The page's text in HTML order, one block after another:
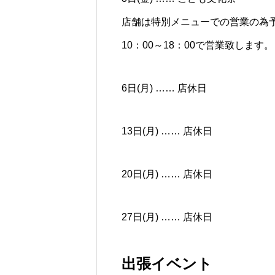
店舗は特別メニューでの営業の為
10：00～18：00で営業致します。
6日(月) …… 店休日
13日(月) …… 店休日
20日(月) …… 店休日
27日(月) …… 店休日
出張イベント